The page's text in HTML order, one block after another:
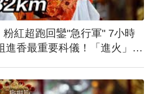
紅超跑回鑾"急行軍" 7小時
進香最重要科儀！「進火」儀